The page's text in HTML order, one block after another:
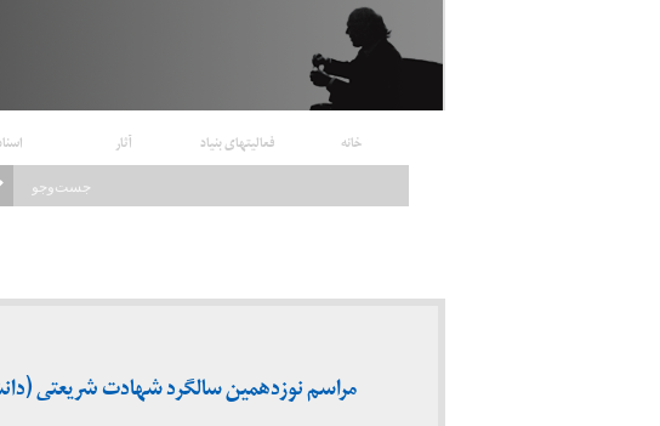
خانه فعالیتهای بنیاد آثار
مراسم نوزدهمین سالگرد شهادت شریعتی